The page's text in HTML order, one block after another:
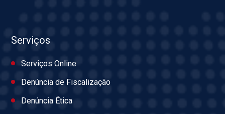
Serviços
Serviços Online
Denúncia de Fiscalização
Denúncia Ética